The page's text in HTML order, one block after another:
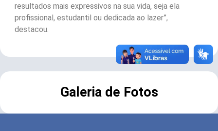
resultados mais expressivos na sua vida, seja ela
profissional, estudantil ou dedicada ao lazer”,
destacou.
Galeria de Fotos